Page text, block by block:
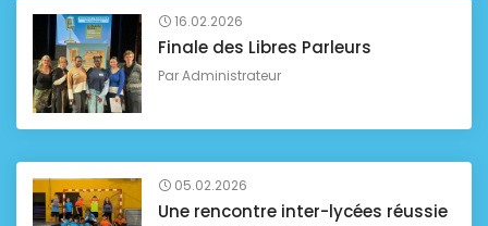
16.02.2026
Finale des Libres Parleurs
ParAdministrateur
05.02.2026
Une rencontre inter-lycées réussie